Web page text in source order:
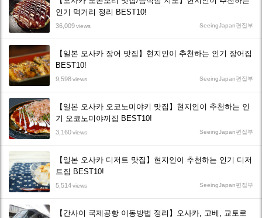
인기 먹거리 정리 BEST10!
36,009views SeeingJapan편집부
【일본 오사카 장어 맛집】현지인이 추천하는 인기 장어집
BEST10!
9,598views SeeingJapan편집부
【일본 오사카 오코노미야키 맛집】현지인이 추천하는 인
기 오코노미야끼집 BEST10!
3,160views SeeingJapan편집부
【일본 오사카 디저트 맛집】현지인이 추천하는 인기 디저
트집 BEST10!
5,514views SeeingJapan편집부
【간사이 국제공항 이동방법 정리】오사카, 고베, 교토로